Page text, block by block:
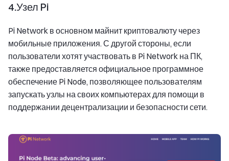
4.Узел Pi
Pi Network в основном майнит криптовалюту через
мобильные приложения. С другой стороны, если
пользователи хотят участвовать в Pi Network на ПК,
также предоставляется официальное программное
обеспечение Pi Node, позволяющее пользователям
запускать узлы на своих компьютерах для помощи в
поддержании децентрализации и безопасности сети.